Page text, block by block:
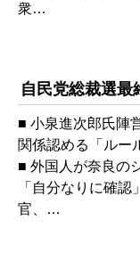
衆…
自民党総裁選最
■ 小泉進次郎氏陣
関係認める「ルー
■ 外国人が奈良の
「自分なりに確
官、…